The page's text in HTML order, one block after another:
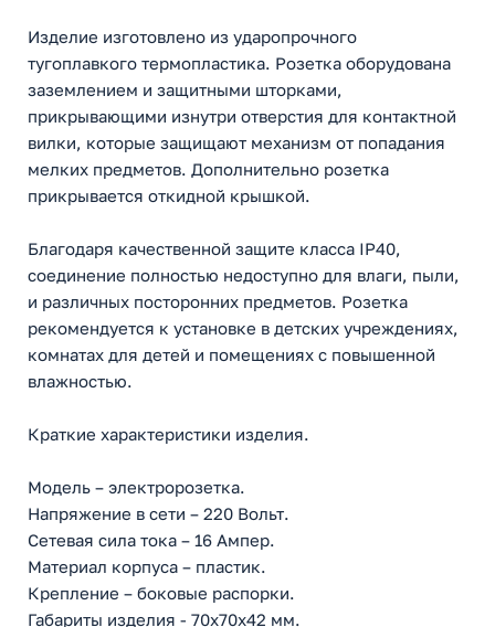
Изделие изготовлено из ударопрочного
тугоплавкого термопластика. Розетка оборудована
заземлением и защитными шторками,
прикрывающими изнутри отверстия для контактной
вилки, которые защищают механизм от попадания
мелких предметов. Дополнительно розетка
прикрывается откидной крышкой.
Благодаря качественной защите класса IP40,
соединение полностью недоступно для влаги, пыли,
и различных посторонних предметов. Розетка
рекомендуется к установке в детских учреждениях,
комнатах для детей и помещениях с повышенной
влажностью.
Краткие характеристики изделия.
Модель – электророзетка.
Напряжение в сети – 220 Вольт.
Сетевая сила тока – 16 Ампер.
Материал корпуса – пластик.
Крепление – боковые распорки.
Габариты изделия - 70х70х42 мм.